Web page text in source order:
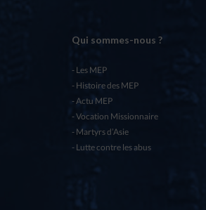
Qui sommes-nous ?
Les MEP
Histoire des MEP
Actu MEP
Vocation Missionnaire
Martyrs d’Asie
Lutte contre les abus